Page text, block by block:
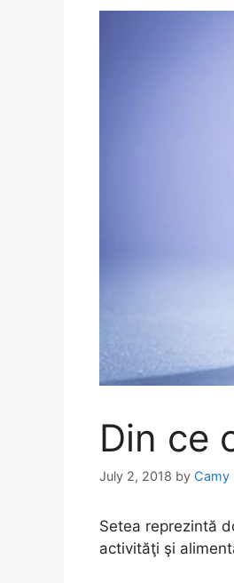
Din ce
July 2, 2018 by Camy
Setea reprezintă
activităţi şi